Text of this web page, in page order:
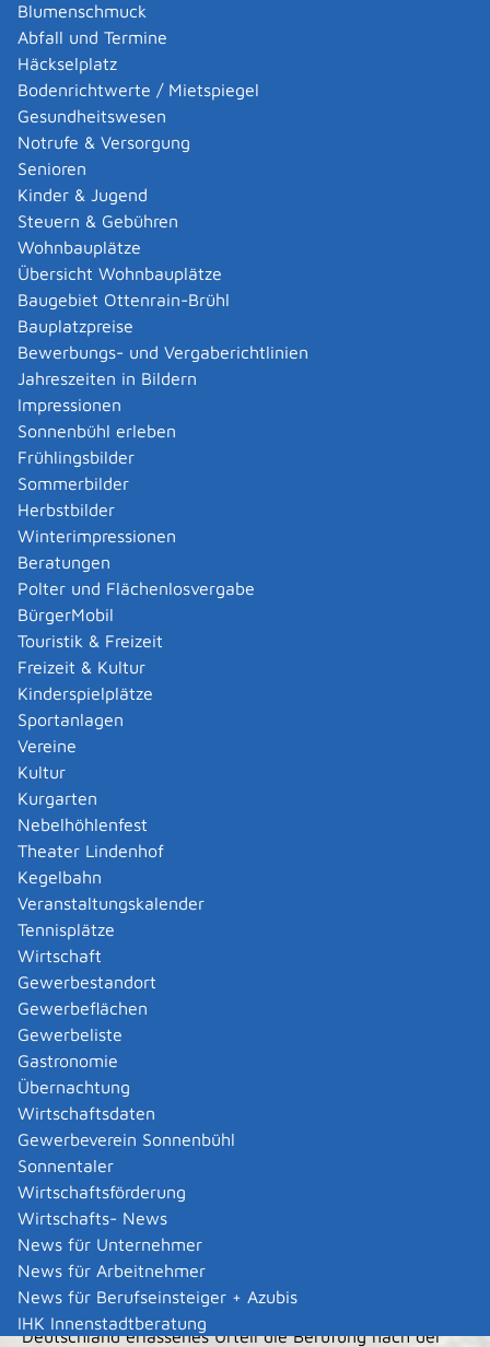
Blumenschmuck
Abfall und Termine
Häckselplatz
Bodenrichtwerte / Mietspiegel
Gesundheitswesen
Notrufe & Versorgung
Senioren
Kinder & Jugend
Steuern & Gebühren
Wohnbauplätze
Übersicht Wohnbauplätze
Baugebiet Ottenrain-Brühl
Bauplatzpreise
Bewerbungs- und Vergaberichtlinien
Jahreszeiten in Bildern
Impressionen
Sonnenbühl erleben
Frühlingsbilder
Sommerbilder
Herbstbilder
Winterimpressionen
Beratungen
Polter und Flächenlosvergabe
BürgerMobil
Touristik & Freizeit
Freizeit & Kultur
Kinderspielplätze
Sportanlagen
Vereine
Kultur
Kurgarten
Nebelhöhlenfest
Theater Lindenhof
Kegelbahn
Veranstaltungskalender
Tennisplätze
Wirtschaft
Gewerbestandort
Gewerbeflächen
Gewerbeliste
Gastronomie
Übernachtung
Wirtschaftsdaten
Gewerbeverein Sonnenbühl
Sonnentaler
Wirtschaftsförderung
Wirtschafts- News
News für Unternehmer
News für Arbeitnehmer
News für Berufseinsteiger + Azubis
IHK Innenstadtberatung
Verfahrensablauf
Leiten Sie das Verfahren schriftlich ein.
Nutzen Sie dafür das
können es auch online ausfüllen.
Dabei müssen Sie Angaben zu den Parteien und zur Art
und zur Höhe des Anspruchs machen, die Klage
begründen sowie die Beweismittel angeben und wenn
hilfreich auch beifügen, gegebenenfalls mit
Übersetzung.
Achtung:Das Formular muss in der Landessprache des
Gerichts ausgefüllt werden, bei dem Sie Ihre Klage
einreichen.
Sie können die Klage ohne einen Anwalt erheben.
Hinweis:Das Formular ist in mehreren Sprachen
erhältlich. Wenn Sie das Formular online ausfüllen
möchten, können Sie in der oberen Leiste die gesuchte
Sprache eingeben. Wenn Sie das Formular
herunterladen wollen, können Sie die gesuchte Sprache
nach einem Klick auf das Symbol unter der Rubrik
"Leeres Formular herunterladen" auswählen.
Ob Sie den Antrag z.B. online, mit der Post oder Fax
übermitteln können, kann je nach Mitgliedstaat
unterschiedlich sein und erfahren Sie im "
Justizatlas für Zivilsachen
"Geringfügige Forderungen
rechten Seite den Mitgliedstaat aus, in dem Sie den
Antrag einreichen wollen.
Das weitere Verfahren wird schriftlich durchgeführt,
wenn nicht das Gericht oder eine der Parteien eine
mündliche Verhandlung möchte.
Haben Sie die Klage ordnungsgemäß erhoben, füllt das
Gericht ein Antwortformblatt aus und stellt dem oder
der Beklagten innerhalb von 14 Tagen eine Kopie des
Klageformblatts zusammen mit dem Antwortformblatt
zu. Der oder die Beklagte hat innerhalb von 30 Tagen
zu antworten, indem er oder sie einen hierfür
vorgesehenen Teil des Antwortformblatts ausfüllt.
Das Gericht muss innerhalb von 14 Tagen eine Kopie
der Antwort an den Kläger absenden.
Es urteilt innerhalb von 30 Tagen nach Erhalt der
Antwort des oder der Beklagten, wenn eine Antwort
eingeht, oder fordert die Parteien schriftlich zu
weiteren Angaben auf, führt eine Beweisaufnahme
durch oder lädt die Parteien zu einer mündlichen
Verhandlung vor.
zukommen.
Findet eine mündliche Verhandlung statt, ist die
Vertretung durch einen Rechtsanwalt oder einen
sonstigen Rechtsbeistand nicht verpflichtend. Ab einem
Beschwerdewert von über 600 Euro findet gegen ein in
Deutschland erlassenes Urteil die Berufung nach der